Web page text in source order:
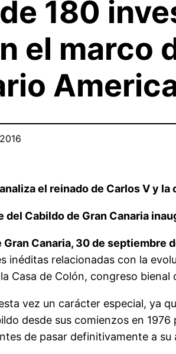
180
el marco
el reinado de Carlos V y
del Cabildo de Gran Canaria
Gran Canaria, 30 de septiembre
inéditas relacionadas con la
Casa de Colón, congreso
vez un carácter especial, ya
desde sus comienzos en
de pasar definitivamente a